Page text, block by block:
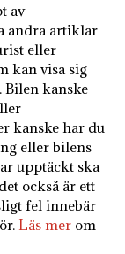
av
andra artiklar
eller
kan visa sig
Bilen kanske
kanske har du
eller bilens
upptäckt ska
också är ett
fel innebär
Läs mer om